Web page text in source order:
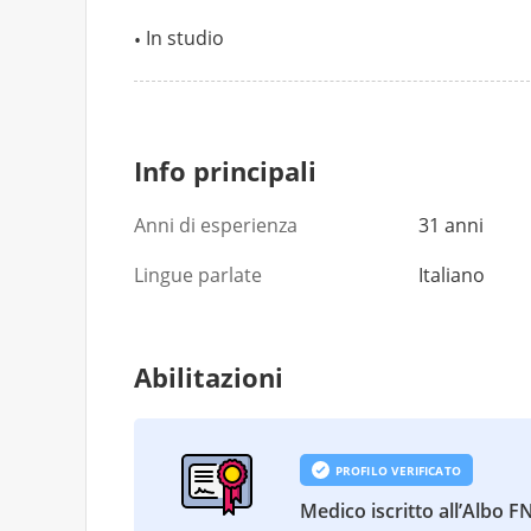
In studio
Info principali
Anni di esperienza
31 anni
Lingue parlate
Italiano
Abilitazioni
PROFILO VERIFICATO
Medico iscritto all’Albo